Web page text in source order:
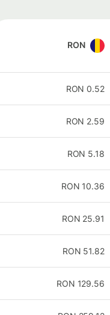
RON
0.52
RON
2.59
RON
5.18
RON
10.36
RON
25.91
RON
51.82
RON
129.56
RON